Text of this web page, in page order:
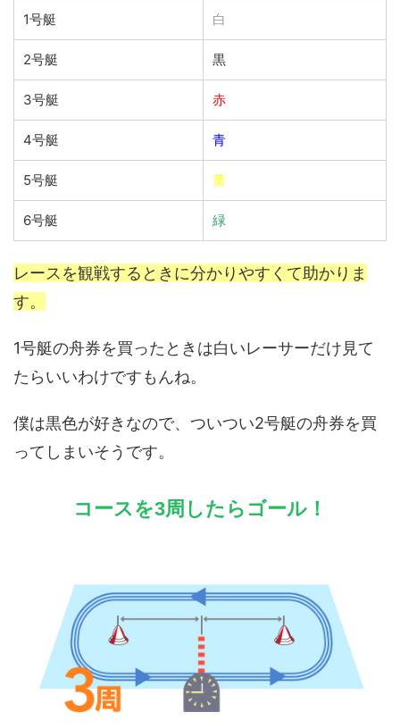
1号艇 白
2号艇 黒
3号艇 赤
4号艇 青
5号艇 黄
6号艇 緑
レースを観戦するときに分かりやすくて助かりま
す。
1号艇の舟券を買ったときは白いレーサーだけ見て
たらいいわけですもんね。
僕は黒色が好きなので、ついつい2号艇の舟券を買
ってしまいそうです。
コースを3周したらゴール！